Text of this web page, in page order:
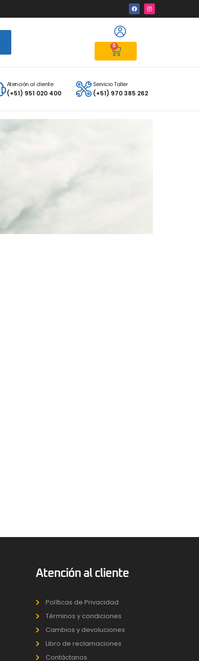
0
Atención al cliente
(+51) 951 020 400
Servicio Taller
(+51) 970 385 262
Atención al cliente
Políticas de Privacidad
Términos y condiciones
Cambios y devoluciones
Libro de reclamaciones
Contáctanos